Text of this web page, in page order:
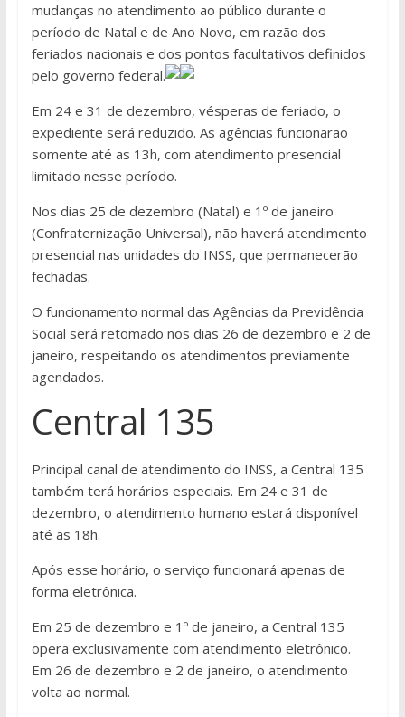
mudanças no atendimento ao público durante o
período de Natal e de Ano Novo, em razão dos
feriados nacionais e dos pontos facultativos definidos
pelo governo federal.
Em 24 e 31 de dezembro, vésperas de feriado, o
expediente será reduzido. As agências funcionarão
somente até as 13h, com atendimento presencial
limitado nesse período.
Nos dias 25 de dezembro (Natal) e 1º de janeiro
(Confraternização Universal), não haverá atendimento
presencial nas unidades do INSS, que permanecerão
fechadas.
O funcionamento normal das Agências da Previdência
Social será retomado nos dias 26 de dezembro e 2 de
janeiro, respeitando os atendimentos previamente
agendados.
Central 135
Principal canal de atendimento do INSS, a Central 135
também terá horários especiais. Em 24 e 31 de
dezembro, o atendimento humano estará disponível
até as 18h.
Após esse horário, o serviço funcionará apenas de
forma eletrônica.
Em 25 de dezembro e 1º de janeiro, a Central 135
opera exclusivamente com atendimento eletrônico.
Em 26 de dezembro e 2 de janeiro, o atendimento
volta ao normal.